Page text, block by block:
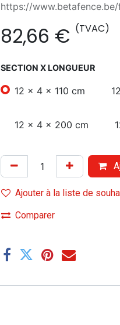
https://
82,66 € (TVAC)
SECTION X LONGUEUR
12 x 4 x 110 cm
12 x 4 x 200 cm
Ajouter à la liste de
Comparer